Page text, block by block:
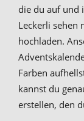
die du auf und
Leckerli sehen
hochladen.
Farben
kannst du
erstellen, den